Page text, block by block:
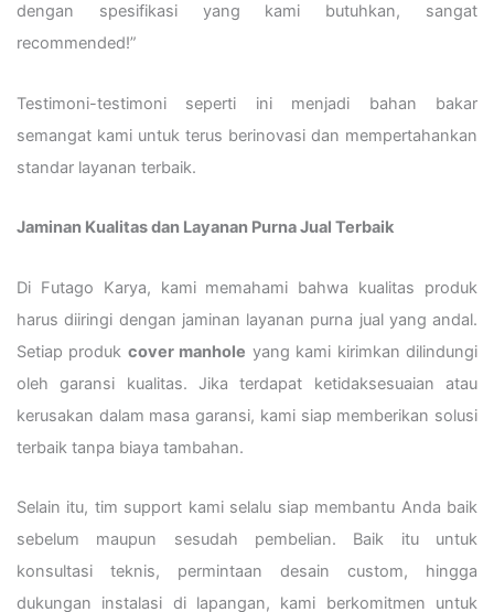
dengan spesifikasi yang kami butuhkan, sangat
recommended!”
Testimoni-testimoni seperti ini menjadi bahan bakar
semangat kami untuk terus berinovasi dan mempertahankan
standar layanan terbaik.
Jaminan Kualitas dan Layanan Purna Jual Terbaik
Di Futago Karya, kami memahami bahwa kualitas produk
harus diiringi dengan jaminan layanan purna jual yang andal.
Setiap produk cover manhole yang kami kirimkan dilindungi
oleh garansi kualitas. Jika terdapat ketidaksesuaian atau
kerusakan dalam masa garansi, kami siap memberikan solusi
terbaik tanpa biaya tambahan.
Selain itu, tim support kami selalu siap membantu Anda baik
sebelum maupun sesudah pembelian. Baik itu untuk
konsultasi teknis, permintaan desain custom, hingga
dukungan instalasi di lapangan, kami berkomitmen untuk